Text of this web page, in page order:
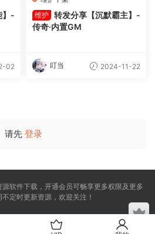
】-
02
维护 转发分享【沉默霸主】-
传奇·内置GM
叮当 2024-11-22
请先 登录
软件下载，开通会员可畅享更多权限及更多
定时更新资源，欢迎关注！